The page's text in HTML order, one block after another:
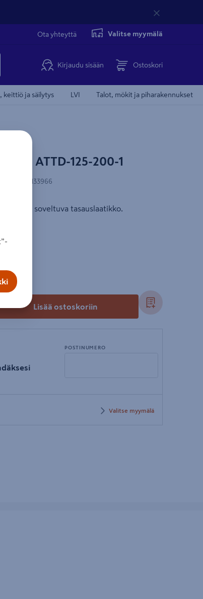
Ota yhteyttä Valitse myymälä
Kirjaudu sisään Ostoskori
keittiö ja säilytys LVI Talot, mökit ja piharakennukset
ATTD-125-200-1
6415886133966
soveltuva tasauslaatikko.
Lisää ostoskoriin
POSTINUMERO
postinumero
Valitse myymälä